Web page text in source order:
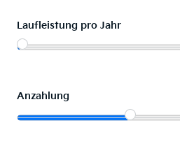
Laufleistung pro Jahr
Anzahlung